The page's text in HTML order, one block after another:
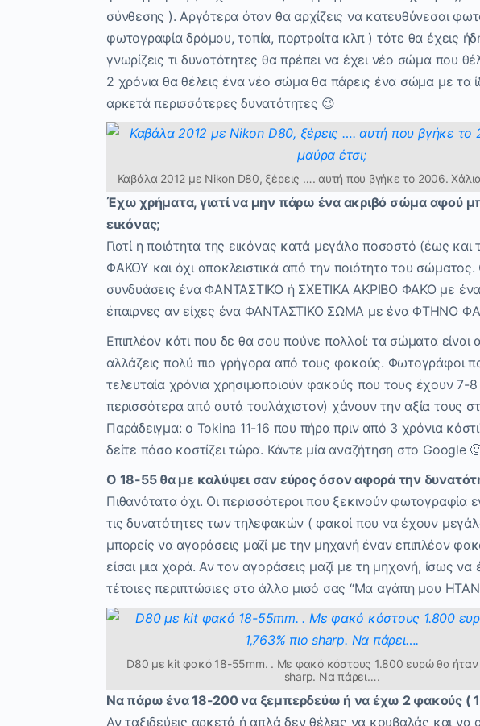
σύνθεσης ). Αργότερα όταν θα αρχίζεις να κατευθύνεσαι
φωτογραφία δρόμου, τοπία, πορτραίτα κλπ ) τότε θα έχεις
γνωρίζεις τι δυνατότητες θα πρέπει να έχει νέο σώμα που
2 χρόνια θα θέλεις ένα νέο σώμα θα πάρεις ένα σώμα με τα
αρκετά περισσότερες δυνατότητες 😉
Καβάλα 2012 με Nikon D80, ξέρεις …. αυτή που βγήκε το 2006.
Έχω χρήματα, γιατί να μην πάρω ένα ακριβό σώμα αφού
εικόνας;
Γιατί η ποιότητα της εικόνας κατά μεγάλο ποσοστό (έως και
ΦΑΚΟΥ και όχι αποκλειστικά από την ποιότητα του
συνδυάσεις ένα ΦΑΝΤΑΣΤΙΚΟ ή ΣΧΕΤΙΚΑ ΑΚΡΙΒΟ ΦΑΚΟ με
έπαιρνες αν είχες ένα ΦΑΝΤΑΣΤΙΚΟ ΣΩΜΑ με ένα ΦΤΗΝΟ
Επιπλέον κάτι που δε θα σου πούνε πολλοί: τα σώματα
αλλάζεις πολύ πιο γρήγορα από τους φακούς. Φωτογράφοι
τελευταία χρόνια χρησιμοποιούν φακούς που τους έχουν 7-
περισσότερα από αυτά τουλάχιστον) χάνουν την αξία τους
Παράδειγμα: o Tokina 11-16 που πήρα πριν από 3 χρόνια
δείτε πόσο κοστίζει τώρα. Κάντε μία αναζήτηση στο Google
Ο 18-55 θα με καλύψει σαν εύρος όσον αφορά την
Πιθανότατα όχι. Οι περισσότεροι που ξεκινούν φωτογραφία
τις δυνατότητες των τηλεφακών ( φακοί που να έχουν
μπορείς να αγοράσεις μαζί με την μηχανή έναν επιπλέον
είσαι μια χαρά. Αν τον αγοράσεις μαζί με τη μηχανή, ίσως
τέτοιες περιπτώσιες στο άλλο μισό σας “Μα αγάπη μου
D80 με kit φακό 18-55mm. . Με φακό κόστους 1.800 ευρώ θα ήταν
sharp. Να πάρει….
Να πάρω ένα 18-200 να ξεμπερδεύω ή να έχω 2 φακούς (
Αν ταξιδεύεις αρκετά ή απλά δεν θέλεις να κουβαλάς και